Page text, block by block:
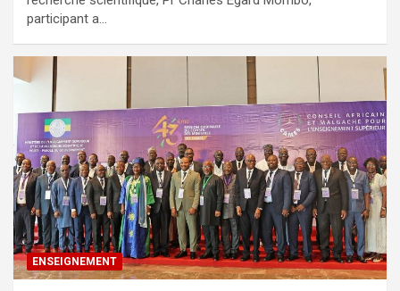
participant a…
ENSEIGNEMENT